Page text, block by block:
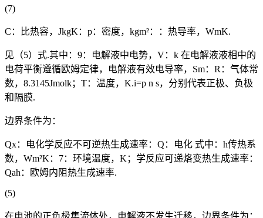
(7)
C：比热容，JkgK：p：密度，kgm²：：热导率，WmK.
见（5）式.其中：9：电解液中电势，V：k 在电解液液相中的
电荷平衡遵循欧姆定律，电解液有效电导率，Sm：R：气体常
数，8.3145Jmolk；T：温度，K.i=p n s，分别代表正极、负极
和隔膜.
边界条件为：
Qx：电化学反应不可逆热生成速率：Q：电化 式中：h传热系
数，Wm²K：7：环境温度，K；学反应可递烙变热生成速率：
Qah：欧姆内阻热生成速率.
(5)